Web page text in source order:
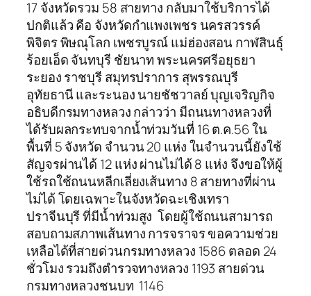
17 จังหวัดรวม 58 สายทาง กลับมาใช้บริการได้
ปกติแล้ว คือ จังหวัดกำแพงเพชร นครสวรรค์
พิจิตร พิษณุโลก เพชรบูรณ์ แม่ฮ่องสอน กาฬสินธุ์
ร้อยเอ็ด จันทบุรี ชัยนาท พระนครศรีอยุธยา
ระยอง ราชบุรี สมุทรปราการ สุพรรณบุรี
อุทัยธานี และระนอง นายชัชวาลย์ บุญเจริญกิจ
อธิบดีกรมทางหลวง กล่าวว่า มีถนนทางหลวงที่
ได้รับผลกระทบจากน้ำท่วมวันที่ 16 ต.ค.56 ใน
พื้นที่ 5 จังหวัด จำนวน 20 แห่ง ในจำนวนนี้ยังใช้
สัญจรผ่านได้ 12 แห่ง ผ่านไม่ได้ 8 แห่ง จึงขอให้ผู้
ใช้รถใช้ถนนหลีกเลี่ยงเส้นทาง 8 สายทางที่ผ่าน
ไม่ได้ โดยเฉพาะในจังหวัดฉะเชิงเทรา
ปราจีนบุรี ที่มีน้ำท่วมสูง โดยผู้ใช้ถนนสามารถ
สอบถามสภาพเส้นทาง การจราจร ขอความช่วย
เหลือได้ที่สายด่วนกรมทางหลวง 1586 ตลอด 24
ชั่วโมง รวมถึงตำรวจทางหลวง 1193 สายด่วน
กรมทางหลวงชนบท 1146